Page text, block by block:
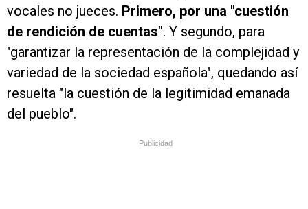
vocales no jueces. Primero, por una "cuestión
de rendición de cuentas". Y segundo, para
"garantizar la representación de la complejidad y
variedad de la sociedad española", quedando así
resuelta "la cuestión de la legitimidad emanada
del pueblo".
Publicidad